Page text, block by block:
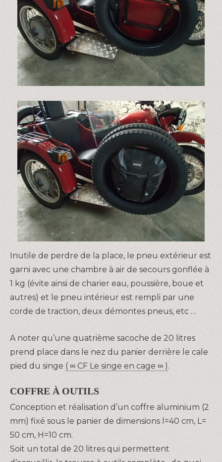
Inutile de perdre de la place, le pneu extérieur est
garni avec une chambre à air de secours gonflée à
1 kg (évite ainsi de charier eau, poussière, boue et
autres) et le pneu intérieur est rempli par une
corde de traction, deux démontes pneus, etc …
A noter qu’une quatrième sacoche de 20 litres
prend place dans le nez du panier derrière le cale
pied du singe ( ∞ CF Le singe en cage ∞ ).
COFFRE À OUTILS
Conception et réalisation d’un coffre aluminium (2
mm) fixé sous le panier de dimensions l=40 cm, L=
50 cm, H=10 cm.
Soit un total de 20 litres qui permettent